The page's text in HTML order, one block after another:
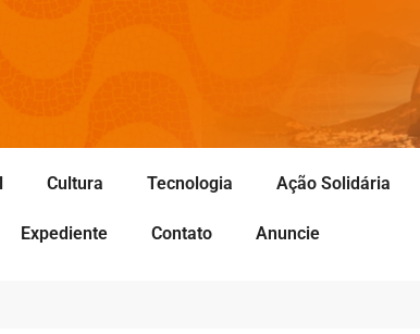
Cultura Tecnologia Ação Solidária
Expediente Contato Anuncie